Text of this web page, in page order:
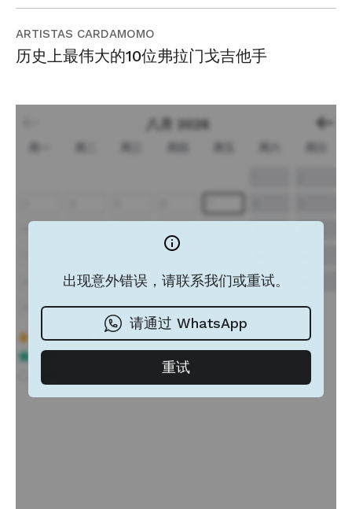
ARTISTAS CARDAMOMO
历史上最伟大的10位弗拉门戈吉他手